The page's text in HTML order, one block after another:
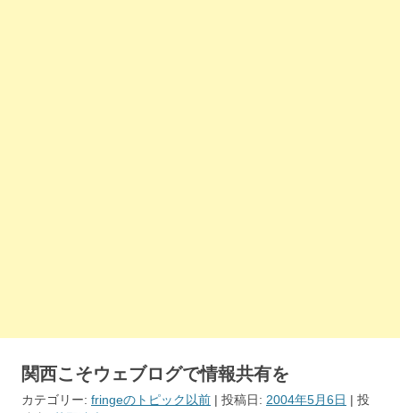
関西こそウェブログで情報共有を
カテゴリー: fringeのトピック以前 | 投稿日: 2004年5月6日 | 投